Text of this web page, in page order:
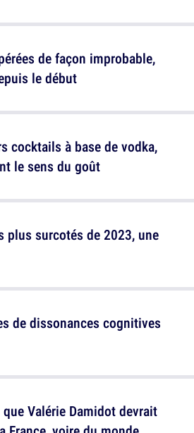
de façon improbable,
le début
plus surcotés de 2023, une
Valérie Damidot devrait
cocktails à base de vodka,
le sens du goût
de dissonances cognitives